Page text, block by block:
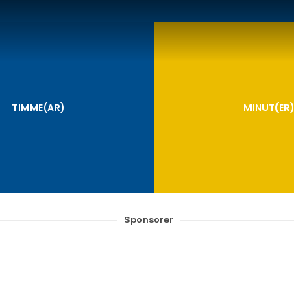
TIMME(AR) MINUT(ER)
Sponsorer